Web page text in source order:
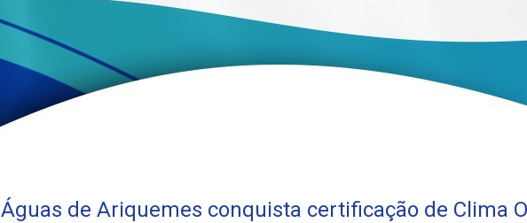
Águas de Ariquemes conquista certificação de Clima